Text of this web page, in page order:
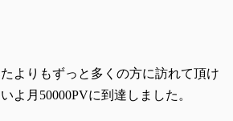
よりもずっと多くの方に訪れて頂け
よ月50000PVに到達しました。